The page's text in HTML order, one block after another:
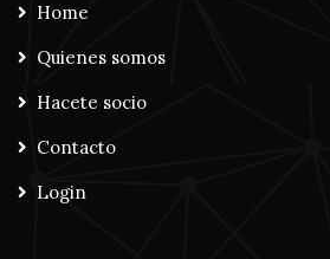
Home
Quienes somos
Hacete socio
Contacto
Login